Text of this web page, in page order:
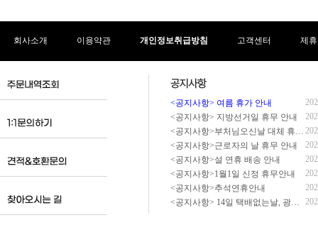
회사소개 이용약관 개인정보취급방침 고객센터 제
<공지사항> 여름 휴가 안내
<공지사항> 지방선거일 휴무 안내
<공지사항>부처님오신날 대체 휴무 안내
<공지사항>근로자의 날 휴무 안내
<공지사항>설 연휴 배송 안내
<공지사항>1월1일 신정 휴무안내
<공지사항>추석연휴안내
<공지사항> 14일 택배없는날, 광복절 휴무 배송 안내